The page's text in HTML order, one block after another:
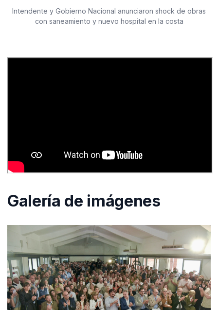
Intendente y Gobierno Nacional anunciaron shock de obras
con saneamiento y nuevo hospital en la costa
Galería de imágenes